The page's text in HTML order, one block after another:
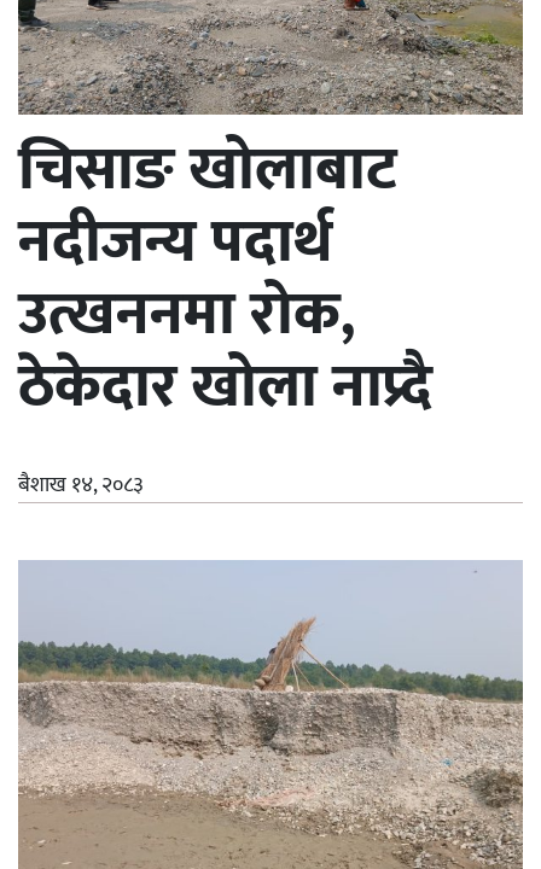
चिसाङ खोलाबाट
नदीजन्य पदार्थ
उत्खननमा रोक,
ठेकेदार खोला नाप्र्दै
बैशाख १४, २०८३